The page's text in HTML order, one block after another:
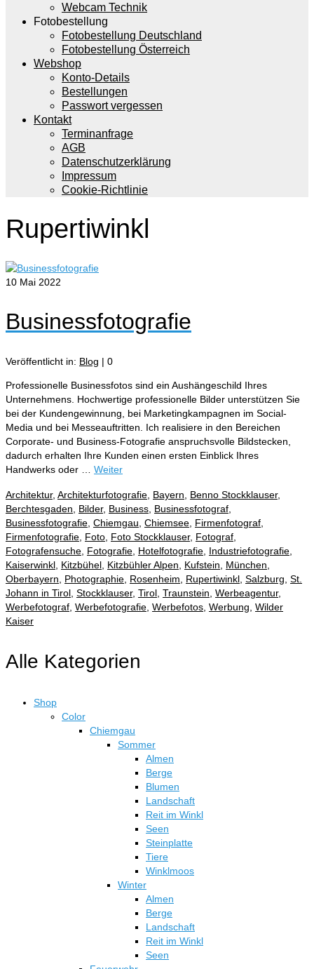
Webcam Technik
Fotobestellung
Fotobestellung Deutschland
Fotobestellung Österreich
Webshop
Konto-Details
Bestellungen
Passwort vergessen
Kontakt
Terminanfrage
AGB
Datenschutzerklärung
Impressum
Cookie-Richtlinie
Rupertiwinkl
10 Mai 2022
Businessfotografie
Veröffentlicht in: Blog | 0
Professionelle Businessfotos sind ein Aushängeschild Ihres
Unternehmens. Hochwertige professionelle Bilder unterstützen Sie
bei der Kundengewinnung, bei Marketingkampagnen im Social-
Media und bei Messeauftritten. Ich realisiere in den Bereichen
Corporate- und Business-Fotografie anspruchsvolle Bildstecken,
dadurch erhalten Ihre Kunden einen ersten Einblick Ihres
Handwerks oder … Weiter
Architektur, Architekturfotografie Bayern Benno Stockklauser,
Berchtesgaden
Bilder, Business Businessfotograf
Businessfotografie Chiemgau Chiemsee Firmenfotograf
Firmenfotografie Foto Foto Stockklauser, Fotograf
Fotografensuche Fotografie Hotelfotografie Industriefotografie
Kaiserwinkl Kitzbühel Kitzbühler Alpen Kufstein München
Oberbayern
Photographie Rosenheim Rupertiwinkl Salzburg St.
Johann in Tirol Stockklauser, Tirol Traunstein Werbeagentur,
Werbefotograf Werbefotografie Werbefotos Werbung Wilder
Kaiser
Alle Kategorien
Shop
Color
Chiemgau
Sommer
Almen
Berge
Blumen
Landschaft
Reit im Winkl
Seen
Steinplatte
Tiere
Winklmoos
Winter
Almen
Berge
Landschaft
Reit im Winkl
Seen